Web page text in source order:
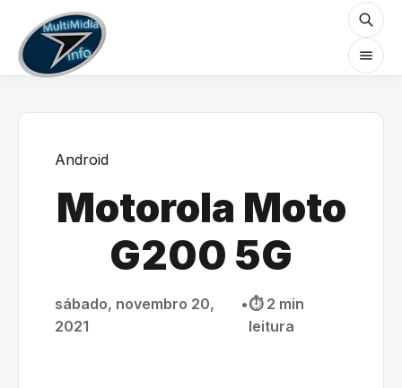
Android
Motorola Moto
G200 5G
sábado, novembro 20,
2021
•⏱️ 2 min
leitura